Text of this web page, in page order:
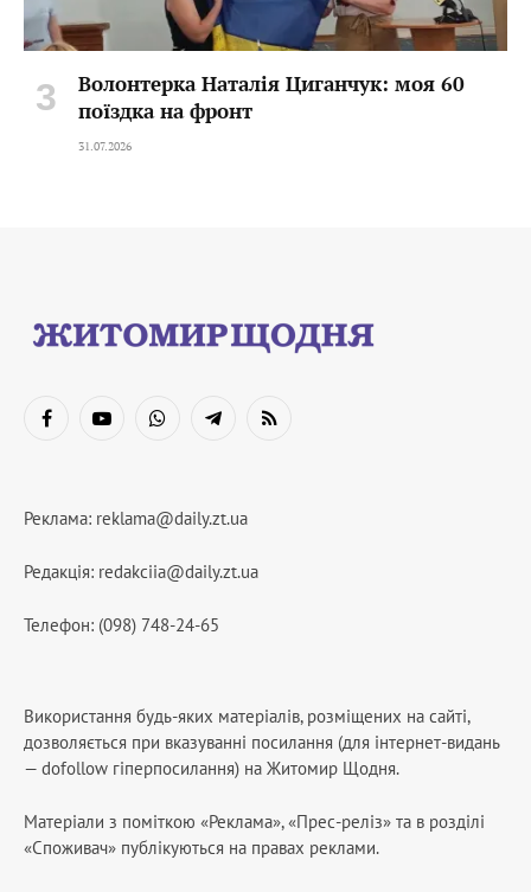
Волонтерка Наталія Циганчук: моя 60
поїздка на фронт
31.07.2026
FacebookYouTubeWhatsAppTelegramRSS
Реклама: reklama@daily.zt.ua
Редакція: redakciia@daily.zt.ua
Телефон: (098) 748-24-65
Використання будь-яких матеріалів, розміщених на сайті,
дозволяється при вказуванні посилання (для інтернет-видань
— dofollow гіперпосилання) на Житомир Щодня.
Матеріали з поміткою «Реклама», «Прес-реліз» та в розділі
«Споживач» публікуються на правах реклами.